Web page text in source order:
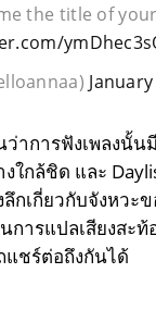
the title of
าการฟังเพลงนั้น
ใกล้ชิด และ
ลึกเกี่ยวกับจังหวะ
การแปลเสียงสะ
แชร์ต่อถึงกันได้